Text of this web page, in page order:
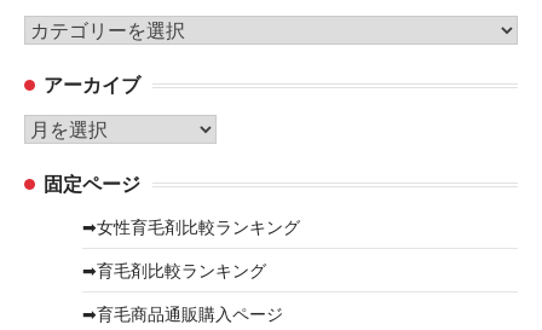
カ
ゴ
リ
ー
アーカイブ
ア
カ 固定ページ
➡女性育毛剤比較ランキング
➡育毛剤比較ランキング
➡育毛商品通販購入ページ